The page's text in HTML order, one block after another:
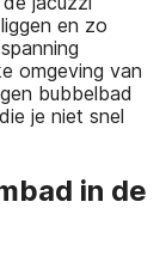
en zo
omgeving van
bubbelbad
je niet snel
in de